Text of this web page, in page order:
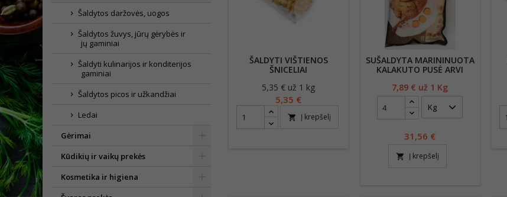
Šaldytos daržovės, uogos
Šaldytos žuvys, jūrų gėrybės ir
jų gaminiai
Šaldyti kulinarijos ir konditerijos
gaminiai
Šaldytos picos ir užkandžiai
Ledai
Gėrimai
Kūdikių ir vaikų prekės
Kosmetika ir higiena
ŠALDYTI VIŠTIENOS
ŠNICELIAI
Kaina
5,35 € už 1 kg
5,35 €
shopping_cart Į krepšelį
SUŠALDYTA MARININUOTA
KALAKUTO PUSĖ ARVI
Kaina
7,89 € už 1 Kg
31,56 €
shopping_cart Į krepšelį